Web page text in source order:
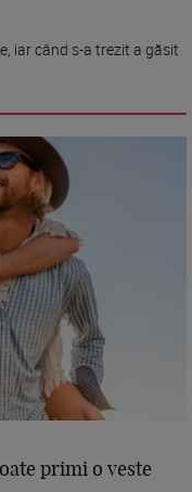
iar când s-a trezit a găsit
primi o veste